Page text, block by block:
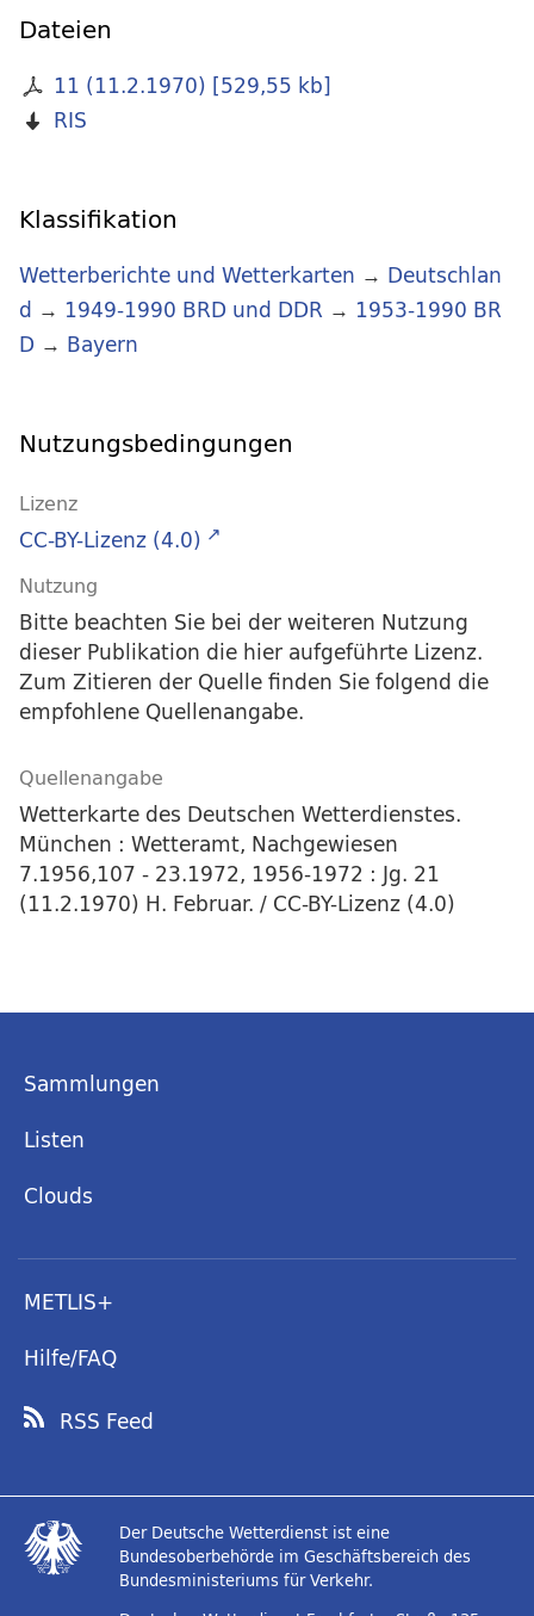
Dateien
11 (11.2.1970) [529,55 kb]
RIS
Klassifikation
Wetterberichte und Wetterkarten → Deutschlan
d → 1949-1990 BRD und DDR → 1953-1990 BR
D → Bayern
Nutzungsbedingungen
Lizenz
CC-BY-Lizenz (4.0)
Nutzung
Bitte beachten Sie bei der weiteren Nutzung
dieser Publikation die hier aufgeführte Lizenz.
Zum Zitieren der Quelle finden Sie folgend die
empfohlene Quellenangabe.
Quellenangabe
Wetterkarte des Deutschen Wetterdienstes.
München : Wetteramt, Nachgewiesen
7.1956,107 - 23.1972, 1956-1972 : Jg. 21
(11.2.1970) H. Februar. / CC-BY-Lizenz (4.0)
Sammlungen
Listen
Clouds
METLIS+
Hilfe/FAQ
RSS Feed
Der Deutsche Wetterdienst ist eine
Bundesoberbehörde im Geschäftsbereich des
Bundesministeriums für Verkehr.